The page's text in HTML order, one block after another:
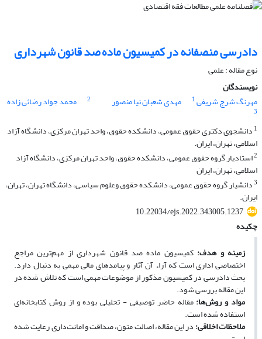
دادرسی منصفانه در کمیسیون ماده صد قانون شهرداری
نوع مقاله : علمی
نویسندگان
مهرنگ شرج شریفی1 مهدی شعبان نیا منصور 2 محمد جواد رضائی زاده
3
1 دانشجوی دکتری حقوق عمومی، دانشکده حقوق، واحد تهران مرکزی، دانشگاه آزاد
اسلامی، تهران، ایران.
2استادیار گروه حقوق عمومی، دانشکده حقوق، واحد تهران مرکزی، دانشگاه آزاد
اسلامی، تهران، ایران
3دانشیار گروه حقوق عمومی، دانشکده حقوق وعلوم سیاسی، دانشگاه تهران، تهران،
ایران.
10.22034/ejs.2022.343005.1237
چکیده
زمینه و هدف: کمیسیون ماده صد قانون شهرداری از مهم‌ترین مراجع
اختصاصی اداری است که آراء آن آثار و پیامدهای مالی مهمی به دنبال دارد.
بحث دادرسی در کمیسیون مذکور از موضوعات مهمی است که تلاش شده در
این مقاله بررسی شود.
مواد و روش‌ها:مقاله حاضر توصیفی - تحلیلی بوده و از روش کتابخانه‌ای
استفاده ‌شده است.
ملاحظات اخلاقی:در این مقاله، اصالت متون، صداقت و امانت‌داری رعایت شده